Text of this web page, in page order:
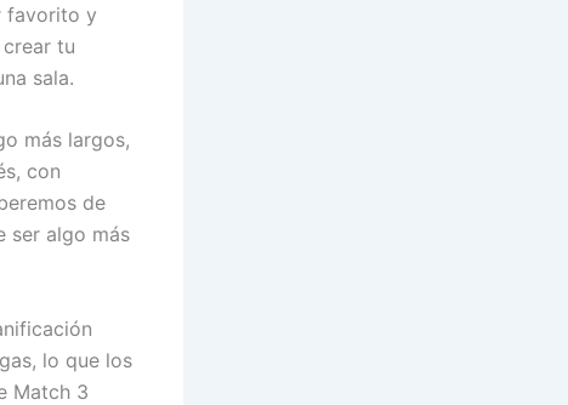
favorito y
tu
sala.
más largos,
con
de
ser algo más
lo que los
Match 3